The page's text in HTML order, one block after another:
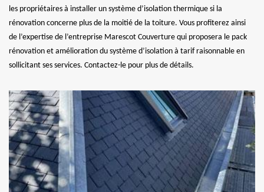
les propriétaires à installer un système d’isolation thermique si la
rénovation concerne plus de la moitié de la toiture. Vous profiterez ainsi
de l’expertise de l’entreprise Marescot Couverture qui proposera le pack
rénovation et amélioration du système d’isolation à tarif raisonnable en
sollicitant ses services. Contactez-le pour plus de détails.